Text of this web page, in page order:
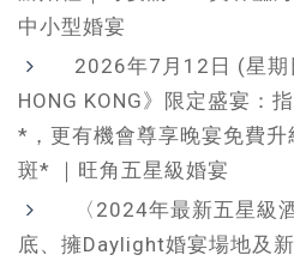
中小型婚宴
2026年7月12日 (星期
HONG KONG》限定盛宴：
*，更有機會尊享晚宴免費升
斑* ｜旺角五星級婚宴
〈2024年最新五星級
底、擁Daylight婚宴場地及